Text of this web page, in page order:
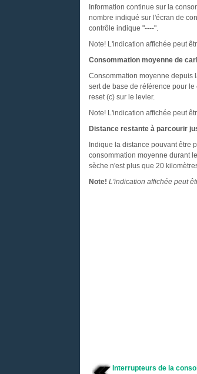
Information continue sur la
nombre indiqué sur l'écran de
contrôle indique "----".
Note! L'indication affichée peut
Consommation moyenne de
Consommation moyenne depuis
sert de base de référence pour
reset (c) sur le levier.
Note! L'indication affichée peut
Distance restante à parcourir
Indique la distance pouvant être
consommation moyenne durant
sèche n'est plus que 20
Note! L'indication affichée peut
Interrupteurs de la